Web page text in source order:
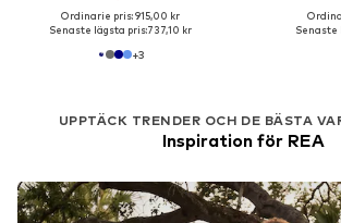
Ordinarie pris: 915,00 kr
Senaste lägsta pris:737,10 kr
+3
Senaste
UPPTÄCK TRENDER OCH DE BÄSTA
Inspiration för REA